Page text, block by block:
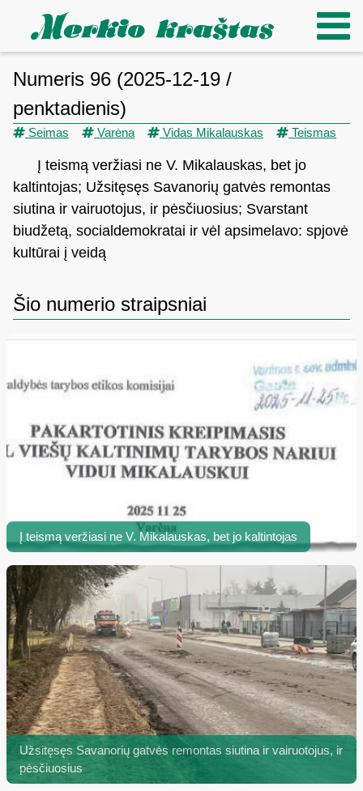
Numeris 96 (2025-12-19 /
penktadienis)
Seimas Varėna Vidas Mikalauskas Teismas
Į teismą veržiasi ne V. Mikalauskas, bet jo
kaltintojas; Užsitęsęs Savanorių gatvės remontas
siutina ir vairuotojus, ir pėsčiuosius; Svarstant
biudžetą, socialdemokratai ir vėl apsimelavo: spjovė
kultūrai į veidą
Šio numerio straipsniai
Į teismą veržiasi ne V. Mikalauskas, bet jo kaltintojas
Užsitęsęs Savanorių gatvės remontas siutina ir vairuotojus, ir
pėsčiuosius